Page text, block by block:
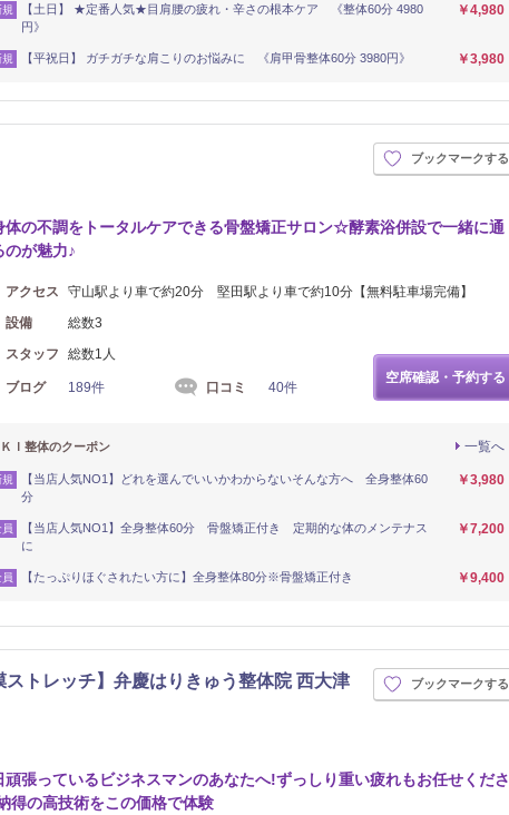
規
【土日】 ★定番人気★目肩腰の疲れ・辛さの根本ケア 《整体60分 4980
円》
￥4,980
規 【平祝日】 ガチガチな肩こりのお悩みに 《肩甲骨整体60分 3980円》 ￥3,980
ブックマークする
体の不調をトータルケアできる骨盤矯正サロン☆酵素浴併設で一緒に通
のが魅力♪
アクセス
守山駅より車で約20分 堅田駅より車で約10分【無料駐車場完備】
設備
総数3
スタッフ
総数1人
ブログ 189件 口コミ 40件
空席確認・予約する
一覧へ
ＫＩ整体のクーポン
規
【当店人気NO1】どれを選んでいいかわからないそんな方へ 全身整体60
分
￥3,980
員
【当店人気NO1】全身整体60分 骨盤矯正付き 定期的な体のメンテナス
に
￥7,200
員 【たっぷりほぐされたい方に】全身整体80分※骨盤矯正付き ￥9,400
ストレッチ】弁慶はりきゅう整体院 西大津
ブックマークする
頑張っているビジネスマンのあなたへ!ずっしり重い疲れもお任せくださ
得の高技術をこの価格で体験